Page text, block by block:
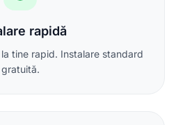
rapidă
tine rapid. Instalare standard
gratuită.